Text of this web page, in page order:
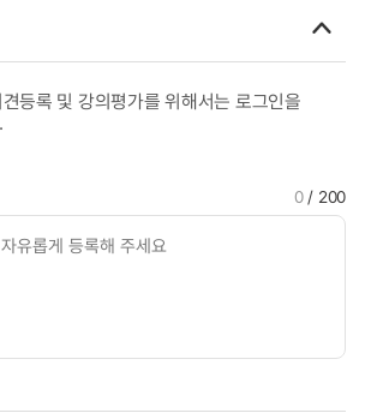
등록 및 강의평가를 위해서는 로그인을
0/ 200